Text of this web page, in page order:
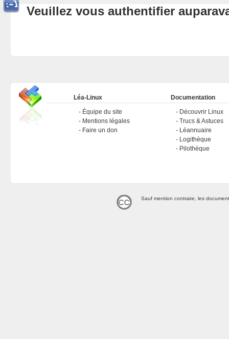
Veuillez vous authentifier
Léa-Linux
Équipe du site
Mentions légales
Faire un don
Documentation
Découvrir Linux
Trucs & Astuces
Léannuaire
Logithèque
Pilothèque
Sauf mention contraire, les